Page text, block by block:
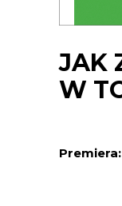
JAK
W